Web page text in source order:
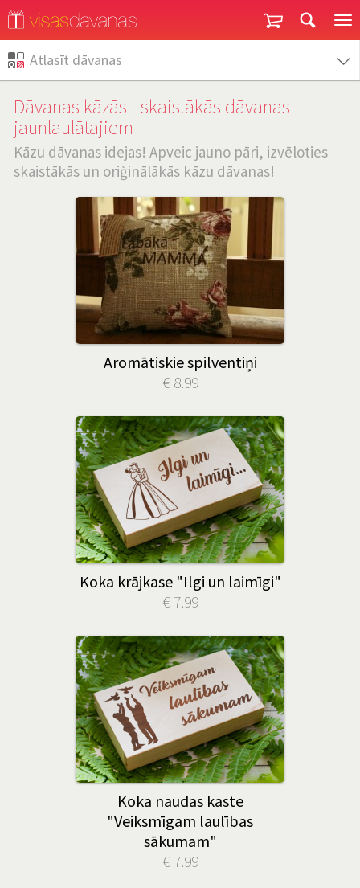
Atlasīt dāvanas
Dāvanas kāzās - skaistākās dāvanas
jaunlaulātajiem
Kāzu dāvanas idejas! Apveic jauno pāri, izvēloties
skaistākās un oriģinālākās kāzu dāvanas!
Aromātiskie spilventiņi
€ 8.99
Koka krājkase "Ilgi un laimīgi"
€ 7.99
Koka naudas kaste
"Veiksmīgam laulības
sākumam"
€ 7.99